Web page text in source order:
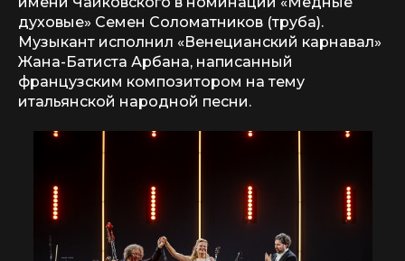
духовые» Семен Соломатников (труба).
Музыкант исполнил «Венецианский карнавал»
Жана-Батиста Арбана, написанный
французским композитором на тему
итальянской народной песни.